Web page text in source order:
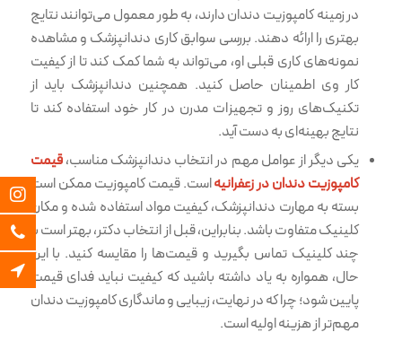
در زمینه کامپوزیت دندان دارند، به طور معمول می‌توانند نتایج
بهتری را ارائه دهند. بررسی سوابق کاری دندانپزشک و مشاهده
نمونه‌های کاری قبلی او، می‌تواند به شما کمک کند تا از کیفیت
کار وی اطمینان حاصل کنید. همچنین دندانپزشک باید از
تکنیک‌های روز و تجهیزات مدرن در کار خود استفاده کند تا
نتایج بهینه‌ای به دست آید.
یکی دیگر از عوامل مهم در انتخاب دندانپزشک مناسب،قیمت
کامپوزیت دندان در زعفرانیهاست. قیمت کامپوزیت ممکن است
بسته به مهارت دندانپزشک، کیفیت مواد استفاده شده و مکان
کلینیک متفاوت باشد. بنابراین، قبل از انتخاب دکتر، بهتر است با
چند کلینیک تماس بگیرید و قیمت‌ها را مقایسه کنید. با این
حال، همواره به یاد داشته باشید که کیفیت نباید فدای قیمت
پایین شود؛ چرا که در نهایت، زیبایی و ماندگاری کامپوزیت دندان
مهم‌تر از هزینه اولیه است.